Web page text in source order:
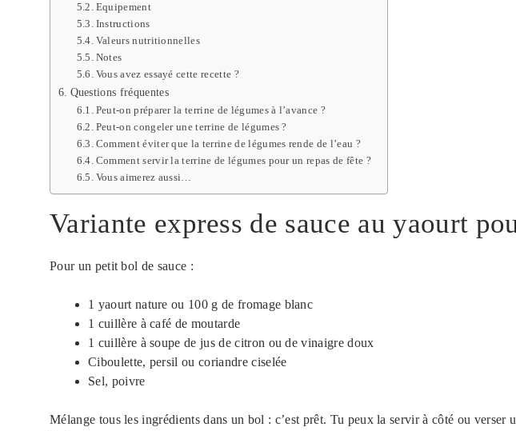
Equipement
Instructions
Valeurs nutritionnelles
Notes
Vous avez essayé cette recette ?
Questions fréquentes
Peut-on préparer la terrine de légumes à l’avance ?
Peut-on congeler une terrine de légumes ?
Comment éviter que la terrine de légumes rende de l’eau ?
Comment servir la terrine de légumes pour un repas de fête ?
Vous aimerez aussi…
Variante express de sauce au yaourt
Pour un petit bol de sauce :
1 yaourt nature ou 100 g de fromage blanc
1 cuillère à café de moutarde
1 cuillère à soupe de jus de citron ou de vinaigre doux
Ciboulette, persil ou coriandre ciselée
Sel, poivre
Mélange tous les ingrédients dans un bol : c’est prêt. Tu peux la servir à côté ou verser